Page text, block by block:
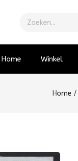
Home Winkel
Home /